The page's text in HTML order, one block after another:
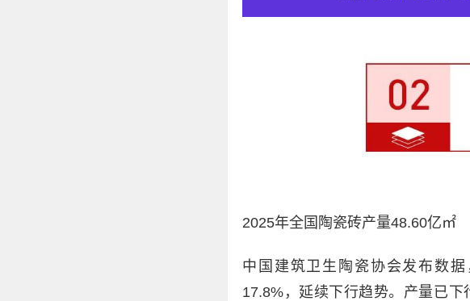
2025年全国陶瓷砖产量48.60亿㎡
中国建筑卫生陶瓷协会发布数
17.8%，延续下行趋势。产量已